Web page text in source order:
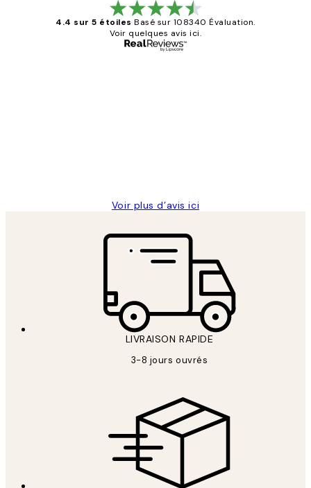
4.4 sur 5 étoiles Basé sur 108340 Évaluation.
Voir quelques avis ici.
Voir plus d’avis ici
LIVRAISON RAPIDE
3-8 jours ouvrés